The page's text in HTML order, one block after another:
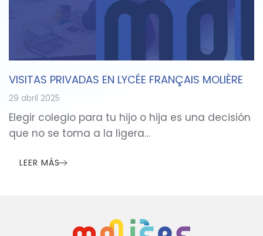
VISITAS PRIVADAS EN LYCÉE FRANÇAIS MOLIÈRE
29 abril 2025
Elegir colegio para tu hijo o hija es una decisión
que no se toma a la ligera…
LEER MÁS